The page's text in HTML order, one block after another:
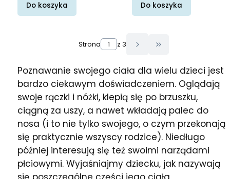
Do koszyka Do koszyka
Strona z 3 Przejdź do
Poznawanie swojego ciała dla wielu dzieci jest
bardzo ciekawym doświadczeniem. Oglądają
swoje rączki i nóżki, klepią się po brzuszku,
ciągną za uszy, a nawet wkładają palec do
nosa (i to nie tylko swojego, o czym przekonają
się praktycznie wszyscy rodzice). Niedługo
później interesują się też swoimi narządami
płciowymi. Wyjaśniajmy dziecku, jak nazywają